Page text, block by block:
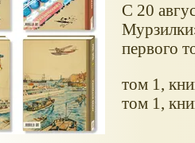
С 20
первого
том 1,
том 1,